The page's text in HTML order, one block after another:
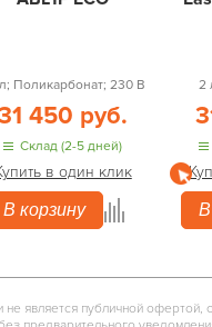
Поликарбонат; 230 В
450 руб.
Склад (2-5 дней)
в один клик
В корзину
2
В
является публичной